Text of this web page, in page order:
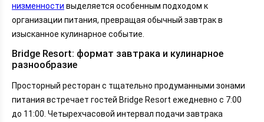
низменности выделяется особенным подходом к
организации питания, превращая обычный завтрак в
изысканное кулинарное событие.
Bridge Resort: формат завтрака и кулинарное
разнообразие
Просторный ресторан с тщательно продуманными зонами
питания встречает гостей Bridge Resort ежедневно с 7:00
до 11:00. Четырехчасовой интервал подачи завтрака